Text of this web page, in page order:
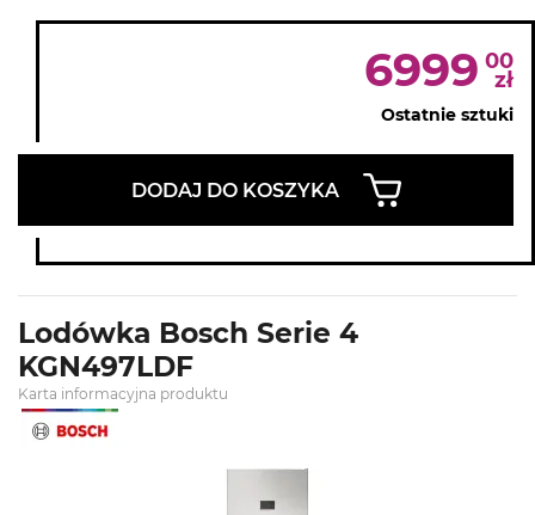
6999 00
zł
Ostatnie sztuki
DODAJ DO KOSZYKA
Lodówka Bosch Serie 4
KGN497LDF
Karta informacyjna produktu